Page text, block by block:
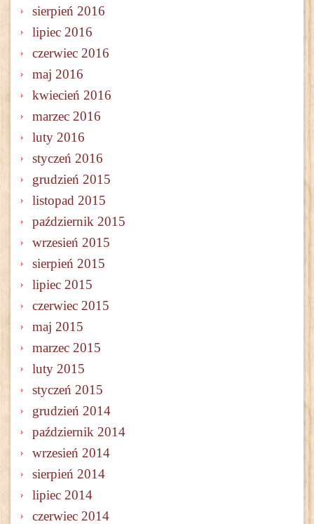
sierpień 2016
lipiec 2016
czerwiec 2016
maj 2016
kwiecień 2016
marzec 2016
luty 2016
styczeń 2016
grudzień 2015
listopad 2015
październik 2015
wrzesień 2015
sierpień 2015
lipiec 2015
czerwiec 2015
maj 2015
marzec 2015
luty 2015
styczeń 2015
grudzień 2014
październik 2014
wrzesień 2014
sierpień 2014
lipiec 2014
czerwiec 2014